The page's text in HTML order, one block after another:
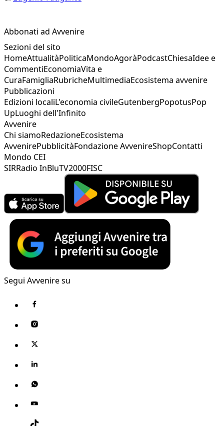
Abbonati ad Avvenire
Sezioni del sito
HomeAttualitàPoliticaMondoAgoràPodcastChiesaIdee e
CommentiEconomiaVita e
CuraFamigliaRubricheMultimediaEcosistema avvenire
Pubblicazioni
Edizioni localiL'economia civileGutenbergPopotusPop
UpLuoghi dell'Infinito
Avvenire
Chi siamoRedazioneEcosistema
AvvenirePubblicitàFondazione AvvenireShopContatti
Mondo CEI
SIRRadio InBluTV2000FISC
Segui Avvenire su